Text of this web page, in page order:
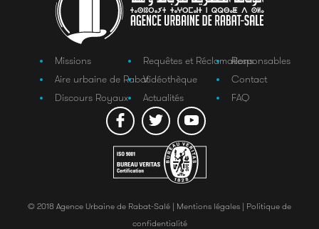
Missions
Aire urbaine de Rabat
Discours Royaux
Requêtes et Réclamations
Vidéothèque
Actualités
Responsables
Contact
FAQ
© 2018 Agence Urbaine de Rabat-Salé | Mentions légales | Politique de
confidentialité